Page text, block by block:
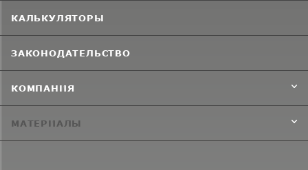
КАЛЬКУЛЯТОРЫ
ЗАКОНОДАТЕЛЬСТВО
КОМПАНИЯ
МАТЕРИАЛЫ